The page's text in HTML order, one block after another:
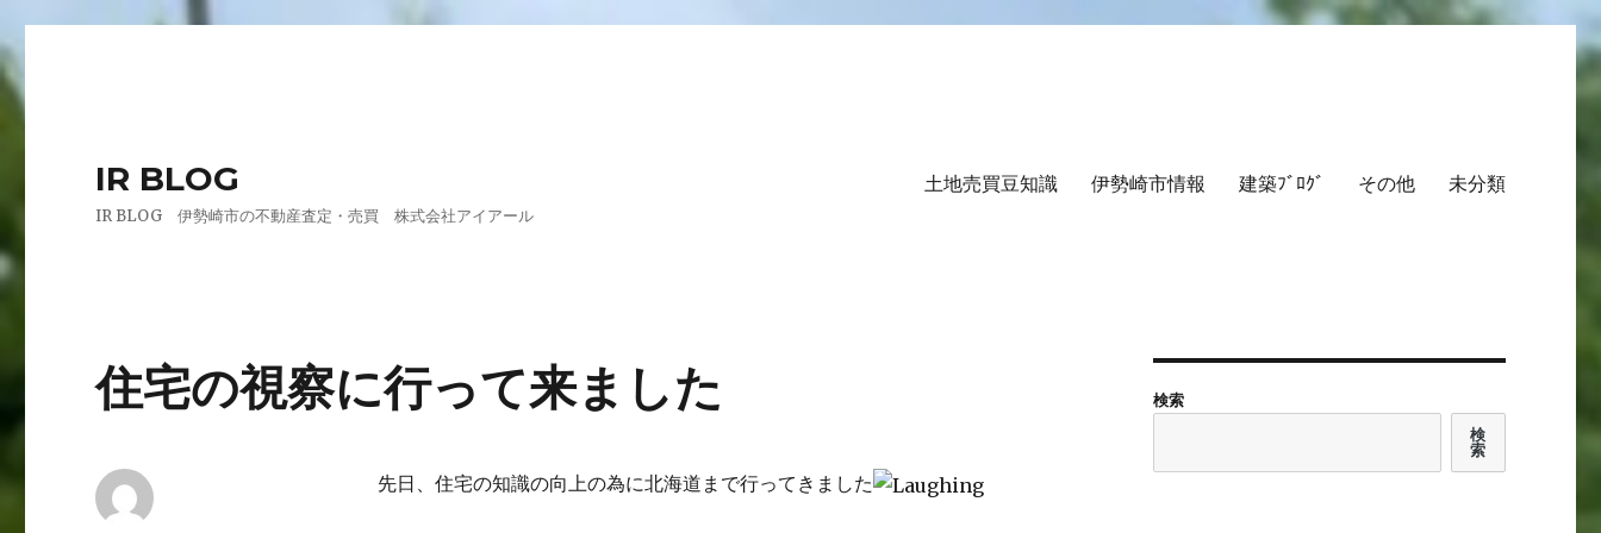
IR BLOG
IR BLOG 伊勢崎市の不動産査定・売買 株式会社アイアール
土地売買豆知識 伊勢崎市情報 建築ﾌﾞﾛｸﾞ その他 未分類
住宅の視察に行って来ました
先日、住宅の知識の向上の為に北海道まで行ってきました
検索
検
索